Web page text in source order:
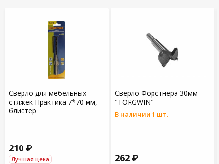
Сверло для мебельных
стяжек Практика 7*70 мм,
блистер
210 ₽
Лучшая цена
Сверло Форстнера 30мм
"TORGWIN"
В наличии 1 шт.
262 ₽